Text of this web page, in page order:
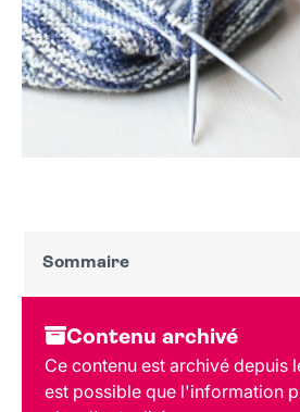
Sommaire
Dates et horaires
Au programme
Tarif et réservation
Public
Contenu archivé
Ce contenu est archivé depuis
est possible que l'information